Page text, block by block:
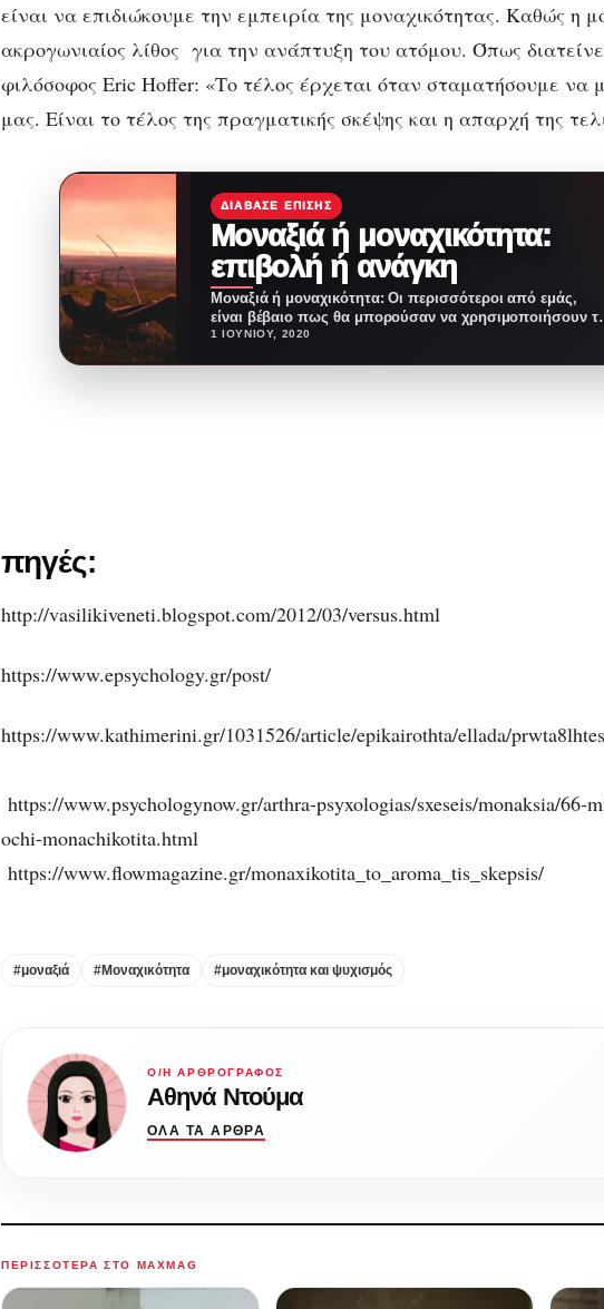
είναι να επιδιώκουμε την εμπειρία της μοναχικότητας. Καθώς η
ακρογωνιαίος λίθος για την ανάπτυξη του ατόμου. Όπως
φιλόσοφος Eric Hoffer: «Το τέλος έρχεται όταν σταματήσουμε να
μας. Είναι το τέλος της πραγματικής σκέψης και η απαρχή της
ΔΙΆΒΑΣΕ ΕΠΊΣΗΣ
Μοναξιά ή μοναχικότητα:
επιβολή ή ανάγκη
Μοναξιά ή μοναχικότητα: Οι περισσότεροι από εμάς,
είναι βέβαιο πως θα μπορούσαν να χρησιμοποιήσουν
μοναξιά…
1 ΙΟΥΝΊΟΥ, 2020
πηγές:
http://vasilikiveneti.blogspot.com/2012/03/versus.html
https://www.epsychology.gr/post/
https://www.kathimerini.gr/1031526/article/epikairothta/ellada/
https://www.psychologynow.gr/arthra-psyxologias/sxeseis/monaksia/66-
ochi-monachikotita.html
https://www.flowmagazine.gr/monaxikotita_to_aroma_tis_skepsis/
#μοναξιά #Μοναχικότητα #μοναχικότητα και ψυχισμός
Ο/Η ΑΡΘΡΟΓΡΆΦΟΣ
Αθηνά Ντούμα
ΌΛΑ ΤΑ ΆΡΘΡΑ
ΠΕΡΙΣΣΌΤΕΡΑ ΣΤΟ MAXMAG